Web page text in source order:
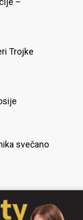
Trojke
svečano